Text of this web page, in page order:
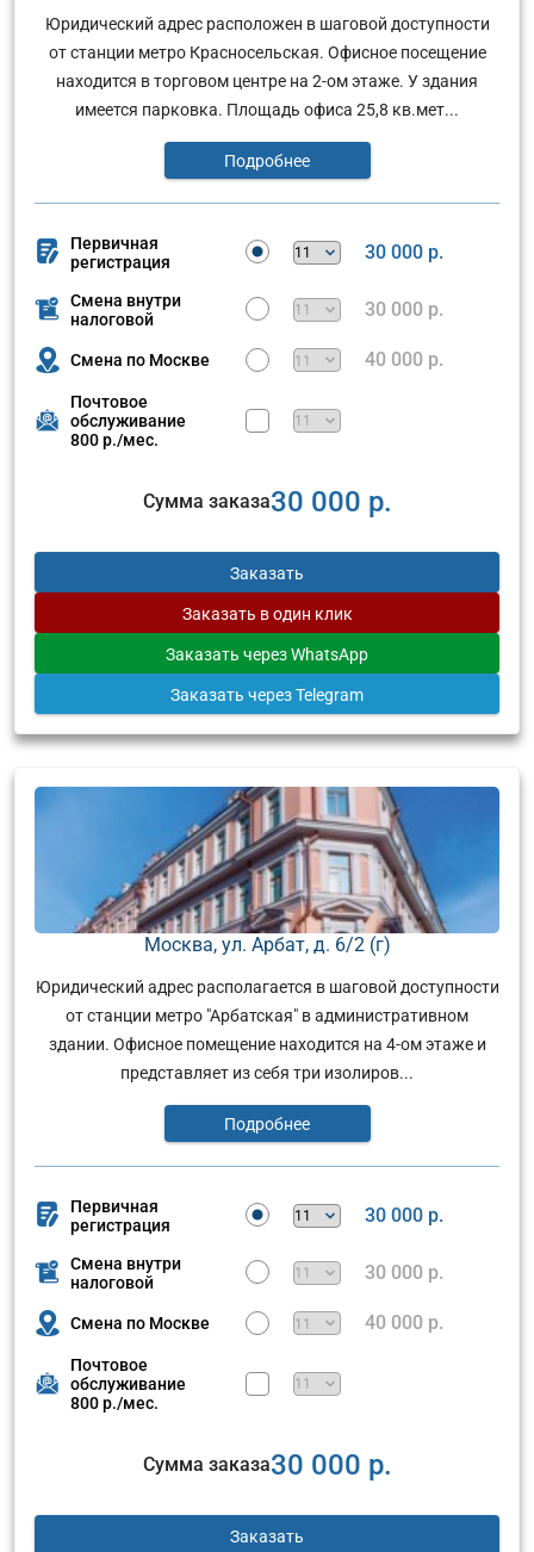
Юридический адрес расположен в шаговой доступности
от станции метро Красносельская. Офисное посещение
находится в торговом центре на 2-ом этаже. У здания
имеется парковка. Площадь офиса 25,8 кв.мет...
Подробнее
Первичная
регистрация
30 000 р.
Смена внутри
налоговой
30 000 р.
Смена по Москве 40 000 р.
Почтовое
обслуживание
800 р./мес.
Сумма заказа30 000 р.
Заказать
Заказать в один клик
Заказать через WhatsApp
Заказать через Telegram
Москва, ул. Арбат, д. 6/2 (г)
Юридический адрес располагается в шаговой доступности
от станции метро "Арбатская" в административном
здании. Офисное помещение находится на 4-ом этаже и
представляет из себя три изолиров...
Подробнее
Первичная
регистрация
30 000 р.
Смена внутри
налоговой
30 000 р.
Смена по Москве 40 000 р.
Почтовое
обслуживание
800 р./мес.
Сумма заказа30 000 р.
Заказать